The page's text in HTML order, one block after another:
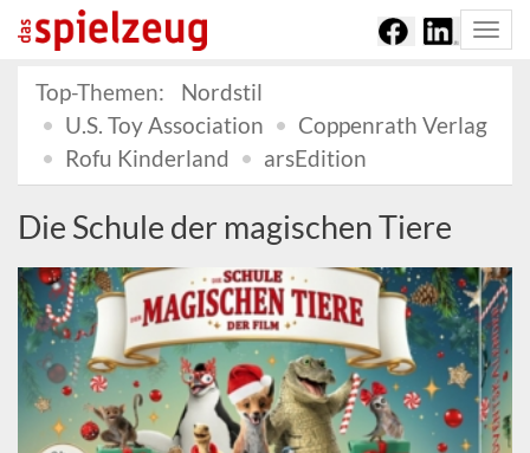
Top-Themen:
Nordstil
U.S. Toy Association
Coppenrath Verlag
Rofu Kinderland
arsEdition
Die Schule der magischen Tiere